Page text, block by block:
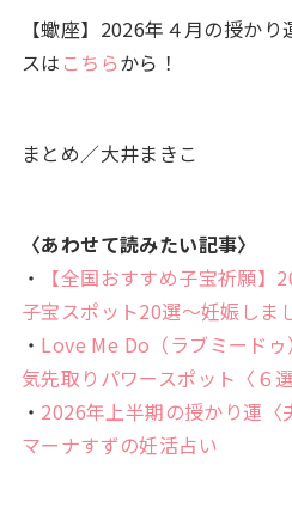
【蠍座】2026年４月の授か
スは こちらから！
まとめ／大井まきこ
〈あわせて読みたい記事〉
・
【全国おすすめ子宝祈願】
子宝スポット20選〜妊娠しま
・ Love Me Do（ラブミード
気先取りパワースポット〈６選
・ 2026年上半期の授かり運〈
マーナすずの妊活占い